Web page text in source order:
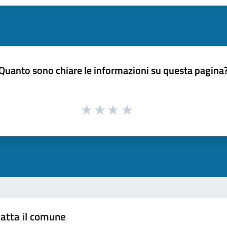
sono chiare le informazioni su questa
il comune